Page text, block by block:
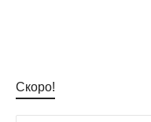
Скоро!